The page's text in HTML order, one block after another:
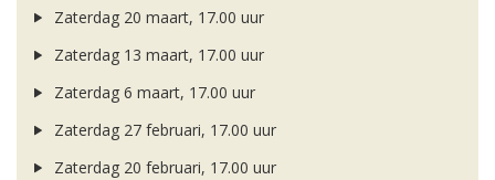
Zaterdag 20 maart, 17.00 uur
Zaterdag 13 maart, 17.00 uur
Zaterdag 6 maart, 17.00 uur
Zaterdag 27 februari, 17.00 uur
Zaterdag 20 februari, 17.00 uur